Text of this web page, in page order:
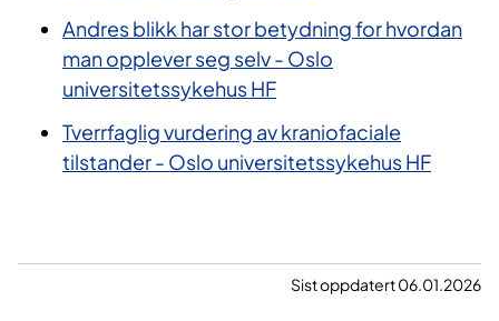
Andres blikk har stor betydning for hvordan
man opplever seg selv - Oslo
universitetssykehus HF
Tverrfaglig vurdering av kraniofaciale
tilstander - Oslo universitetssykehus HF
Sist oppdatert 06.01.2026